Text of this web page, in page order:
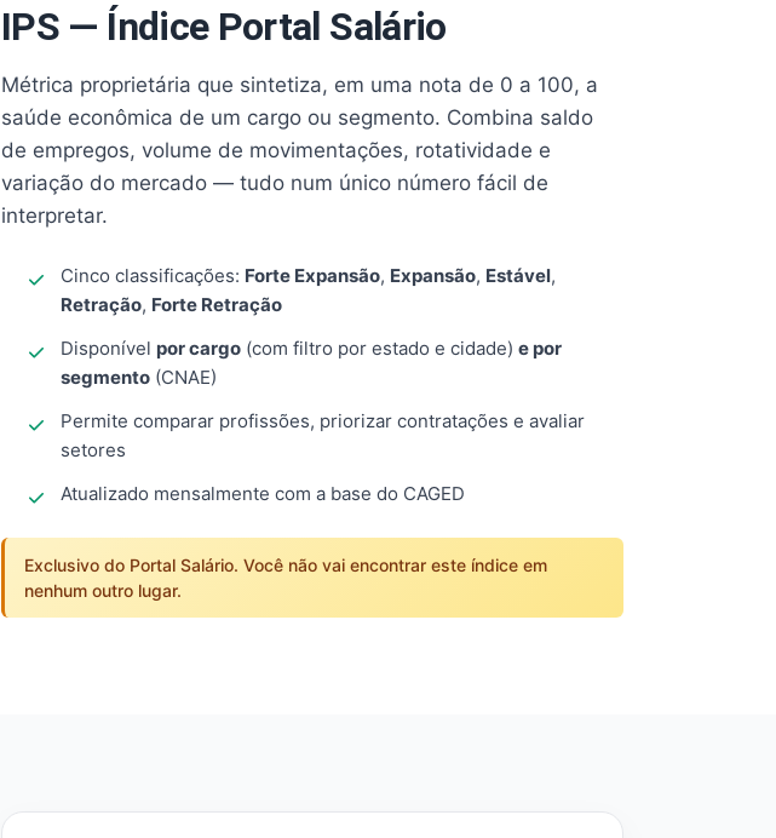
IPS — Índice Portal Salário
Métrica proprietária que sintetiza, em uma nota de 0 a 100, a
saúde econômica de um cargo ou segmento. Combina saldo
de empregos, volume de movimentações, rotatividade e
variação do mercado — tudo num único número fácil de
interpretar.
Cinco classificações: Forte Expansão, Expansão, Estável,
Retração, Forte Retração
Disponível por cargo (com filtro por estado e cidade) e por
segmento (CNAE)
Permite comparar profissões, priorizar contratações e avaliar
setores
Atualizado mensalmente com a base do CAGED
Exclusivo do Portal Salário. Você não vai encontrar este índice em
nenhum outro lugar.